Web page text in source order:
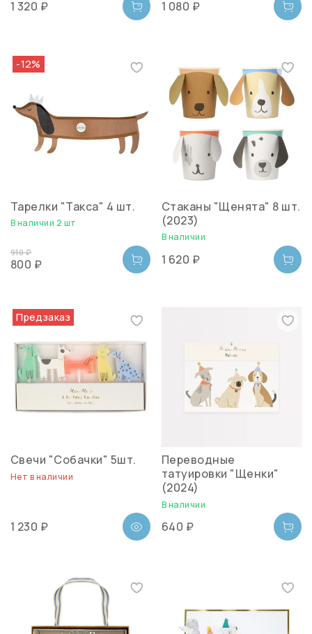
1 320 ₽ 1 080 ₽
-12%
Тарелки "Такса" 4 шт.
В наличии 2 шт
910 ₽
800 ₽
Стаканы "Щенята" 8 шт.
(2023)
В наличии
1 620 ₽
Предзаказ
Свечи "Собачки" 5шт.
Нет в наличии
1 230 ₽
Переводные
татуировки "Щенки"
(2024)
В наличии
640 ₽